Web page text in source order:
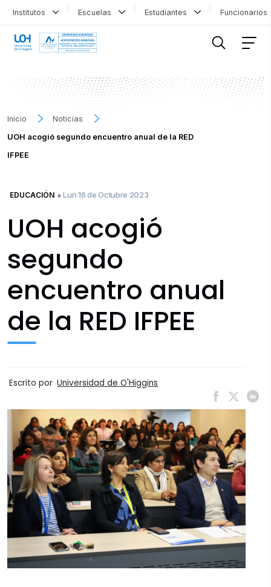
Institutos Escuelas Estudiantes
Inicio
Noticias
UOH acogió segundo encuentro anual de la RED
IFPEE
EDUCACIÓN ● Lun 16 de Octubre 2023
UOH acogió
segundo
encuentro anual
de la RED IFPEE
Escrito por Universidad de O'Higgins